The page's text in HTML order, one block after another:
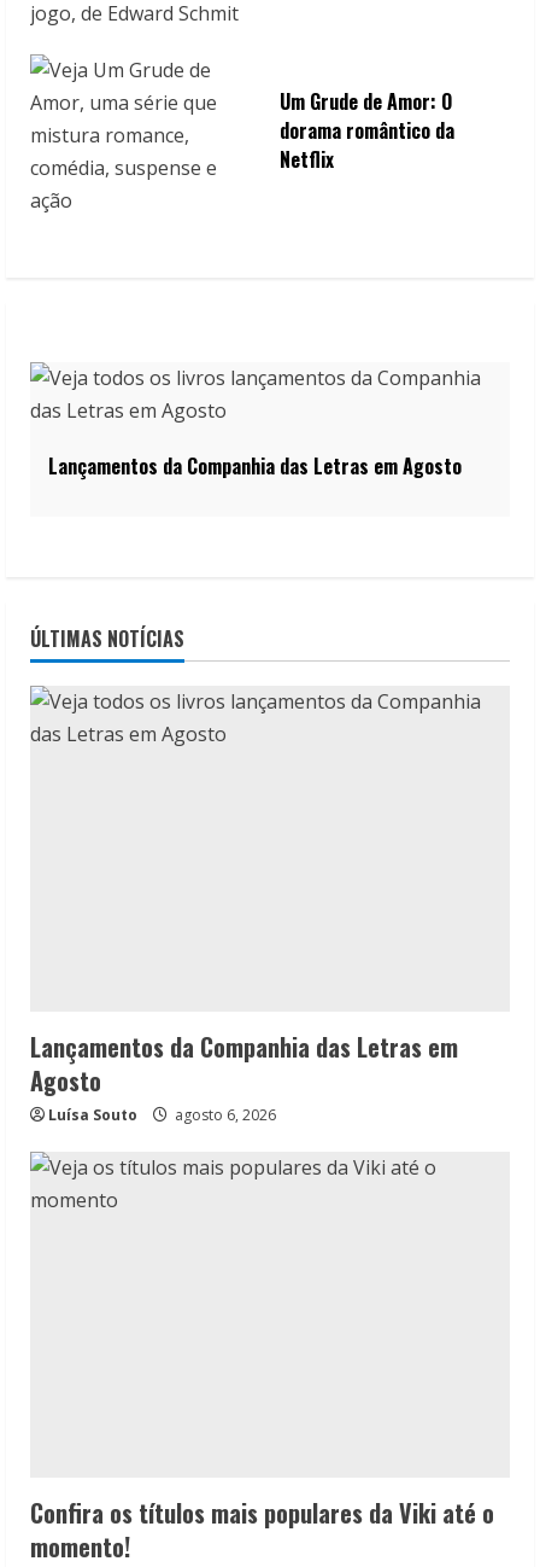
Um Grude de Amor: O
dorama romântico da
Netflix
Lançamentos da Companhia das Letras em Agosto
ÚLTIMAS NOTÍCIAS
Lançamentos da Companhia das Letras em
Agosto
Luísa Souto agosto 6, 2026
Confira os títulos mais populares da Viki até o
momento!